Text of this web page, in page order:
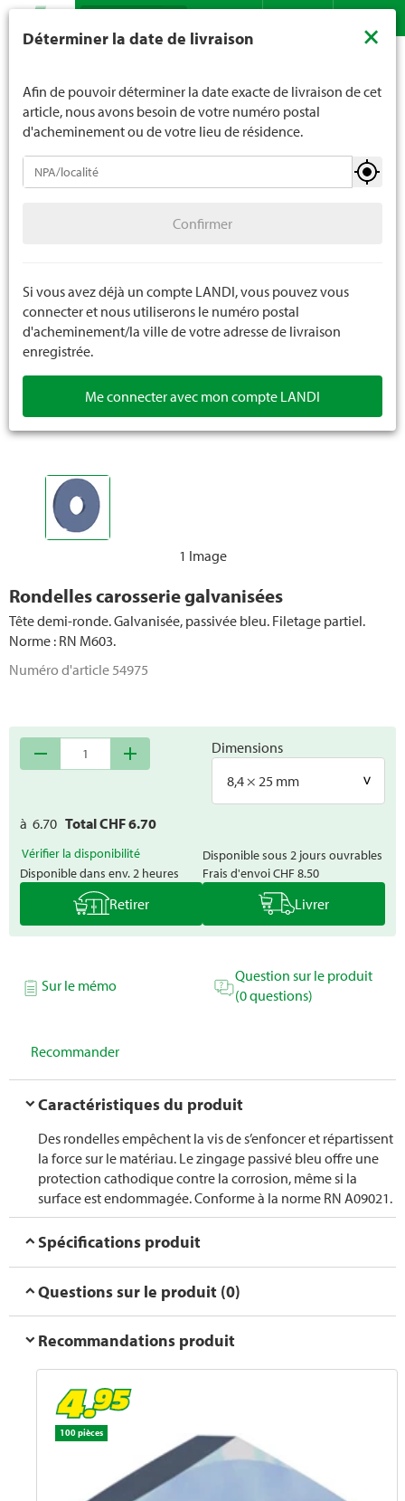
Recherche
100 pièces
1 Image
Rondelles carosserie galvanisées
Tête demi-ronde. Galvanisée, passivée bleu. Filetage partiel.
Norme : RN M603.
Numéro d'article 54975
remove add
Dimensions
8,4 × 25 mm
à 6.70 Total CHF6.70
Vérifier la disponibilité
Disponible dans env. 2 heures
Disponible sous 2 jours ouvrables
Frais d'envoiCHF 8.50
Retirer Livrer
Sur le mémo
Question sur le produit
(0 questions)
Recommander
Caractéristiques du produit
Des rondelles empêchent la vis de s’enfoncer et répartissent
la force sur le matériau. Le zingage passivé bleu offre une
protection cathodique contre la corrosion, même si la
surface est endommagée. Conforme à la norme RN A09021.
Spécifications produit
Questions sur le produit (0)
Recommandations produit
100 pièces
Quincaillerie
Vis
SB quincaillerie
Déterminer la date de livraison ×
Afin de pouvoir déterminer la date exacte de livraison de cet
article, nous avons besoin de votre numéro postal
d'acheminement ou de votre lieu de résidence.
Confirmer
Si vous avez déjà un compte LANDI, vous pouvez vous
connecter et nous utiliserons le numéro postal
d'acheminement/la ville de votre adresse de livraison
enregistrée.
Me connecter avec mon compte LANDI
moins de 16 ans. La limite d'âge est de 18 ans pour les
nous indiquez votre âge de manière contraignante.